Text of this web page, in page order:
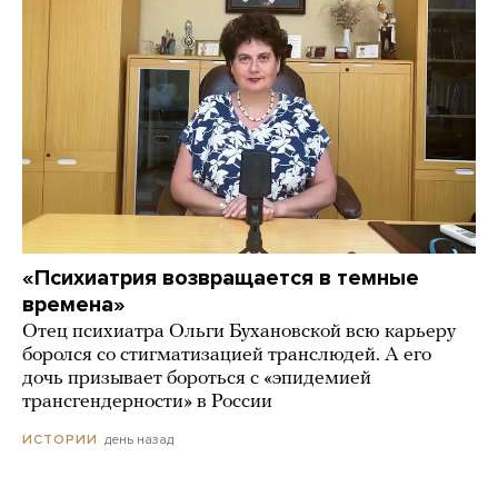
«Психиатрия возвращается в темные
времена»
Отец психиатра Ольги Бухановской всю карьеру
боролся со стигматизацией транслюдей. А его
дочь призывает бороться с «эпидемией
трансгендерности» в России
ИСТОРИИ день назад